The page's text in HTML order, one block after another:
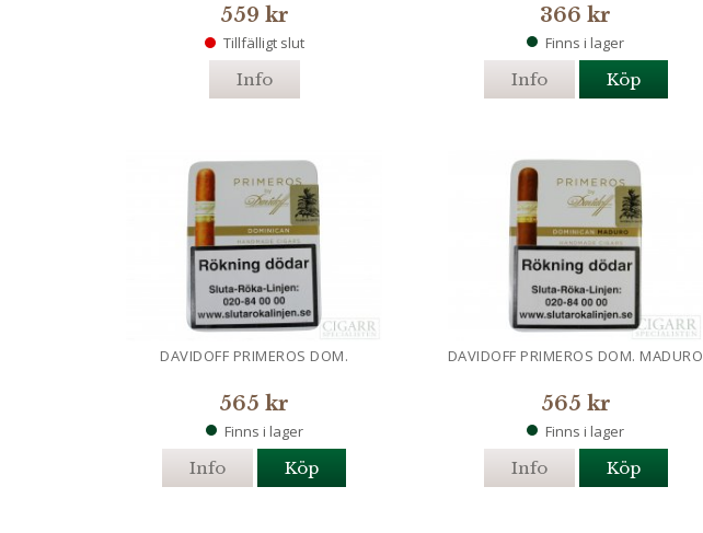
559 kr
Tillfälligt slut
Info
366 kr
Finns i lager
Info Köp
DAVIDOFF PRIMEROS DOM.
565 kr
Finns i lager
Info Köp
DAVIDOFF PRIMEROS DOM. MADURO
565 kr
Finns i lager
Info Köp